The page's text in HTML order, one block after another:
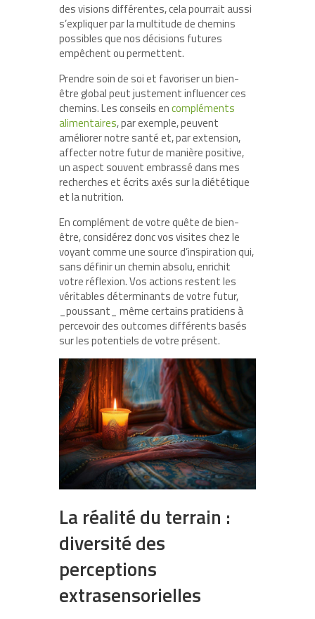
des visions différentes, cela pourrait aussi
s’expliquer par la multitude de chemins
possibles que nos décisions futures
empêchent ou permettent.
Prendre soin de soi et favoriser un bien-
être global peut justement influencer ces
chemins. Les conseils encompléments
alimentaires, par exemple, peuvent
améliorer notre santé et, par extension,
affecter notre futur de manière positive,
un aspect souvent embrassé dans mes
recherches et écrits axés sur la diététique
et la nutrition.
En complément de votre quête de bien-
être, considérez donc vos visites chez le
voyant comme une source d’inspiration qui,
sans définir un chemin absolu, enrichit
votre réflexion. Vos actions restent les
véritables déterminants de votre futur,
_poussant_ même certains praticiens à
percevoir des outcomes différents basés
sur les potentiels de votre présent.
La réalité du terrain :
diversité des
perceptions
extrasensorielles